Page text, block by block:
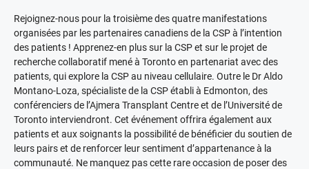
Rejoignez-nous pour la troisième des quatre manifestations
organisées par les partenaires canadiens de la CSP à l’intention
des patients ! Apprenez-en plus sur la CSP et sur le projet de
recherche collaboratif mené à Toronto en partenariat avec des
patients, qui explore la CSP au niveau cellulaire. Outre le Dr Aldo
Montano-Loza, spécialiste de la CSP établi à Edmonton, des
conférenciers de l’Ajmera Transplant Centre et de l’Université de
Toronto interviendront. Cet événement offrira également aux
patients et aux soignants la possibilité de bénéficier du soutien de
leurs pairs et de renforcer leur sentiment d’appartenance à la
communauté. Ne manquez pas cette rare occasion de poser des